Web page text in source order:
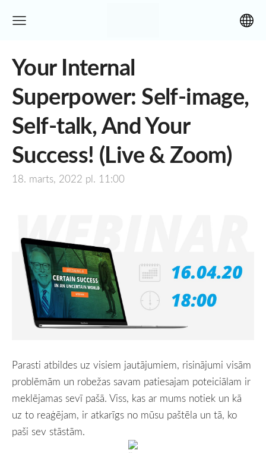
Your Internal
Superpower: Self-image,
Self-talk, And Your
Success! (Live & Zoom)
18. marts, 2022 pl. 11:00
Parasti atbildes uz visiem jautājumiem, risinājumi visām
problēmām un robežas savam patiesajam poteiciālam ir
meklējamas sevī pašā. Viss, kas ar mums notiek un kā
uz to reaģējam, ir atkarīgs no mūsu paštēla un tā, ko
paši sev stāstām.